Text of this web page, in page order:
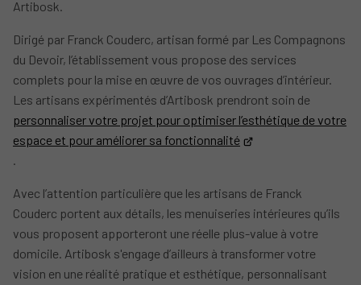
Artibosk.
Dirigé par Franck Couderc, artisan formé par Les Compagnons
du Devoir, l’établissement vous propose des services
complets pour la mise en œuvre de vos ouvrages d’intérieur.
Les artisans expérimentés d’Artibosk prendront soin de
personnaliser votre projet pour optimiser l’esthétique de votre
espace et pour améliorer sa fonctionnalité
.
Avec l’attention particulière que les artisans de Franck
Couderc portent aux détails, les menuiseries intérieures qu’ils
vous proposent apporteront une réelle plus-value à votre
domicile. Artibosk s'engage d’ailleurs à transformer votre
vision en une réalité pratique et esthétique, personnalisant